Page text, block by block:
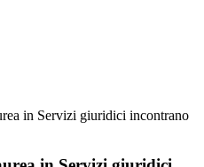
in Servizi giuridici incontrano